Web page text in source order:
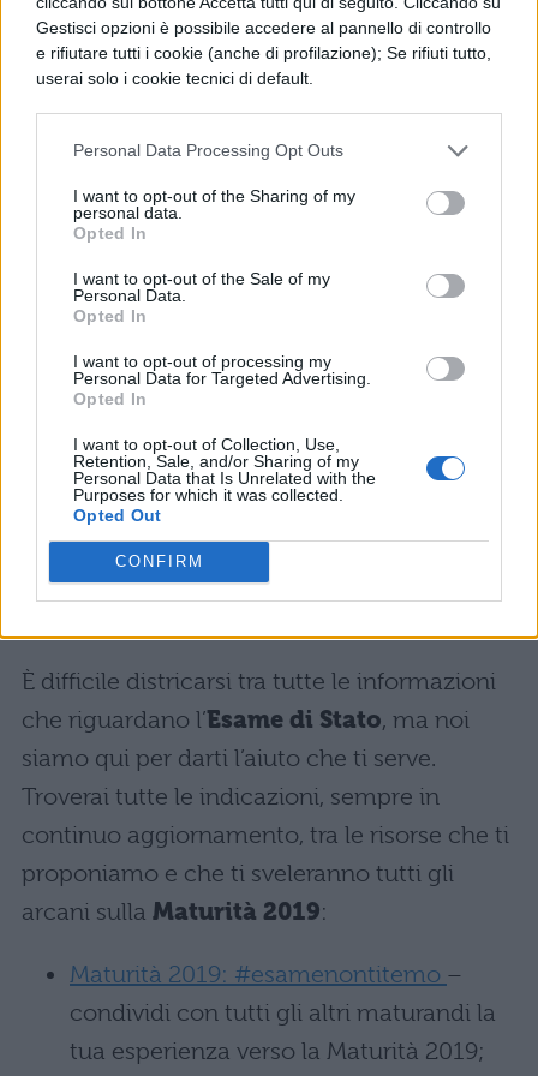
Gestisci opzioni è possibile accedere al pannello di controllo
e rifiutare tutti i cookie (anche di profilazione); Se rifiuti tutto,
userai solo i cookie tecnici di default.
Personal Data Processing Opt Outs
I want to opt-out of the Sharing of my
personal data.
Opted In
I want to opt-out of the Sale of my
Personal Data.
Opted In
I want to opt-out of processing my
Personal Data for Targeted Advertising.
Opted In
I want to opt-out of Collection, Use,
Retention, Sale, and/or Sharing of my
Personal Data that Is Unrelated with the
Purposes for which it was collected.
Opted Out
CONFIRM
SECONDA PROVA ISTITUTO
SERVIZI SOCIO SANITARI
MATURITÀ 2019: STUDIA CON NOI
Informati bene sulle materie e sulla tipologia
di prova che dovrai sostenere per il secondo
scritto dell’Esame di Stato. Ecco per te le
nostre guide:
Seconda prova Maturità 2019 Istituto
questo articolo troverai le informazioni
su com’è strutturata la traccia e
spiegheremo tutto sulla seconda prova
dell’istituto professionale Servizi Socio-
Sanitari
SECONDA PROVA MATURITÀ 2019:
È difficile districarsi tra tutte le informazioni
che riguardano l’Esame di Stato, ma noi
siamo qui per darti l’aiuto che ti serve.
Troverai tutte le indicazioni, sempre in
continuo aggiornamento, tra le risorse che ti
proponiamo e che ti sveleranno tutti gli
arcani sulla Maturità 2019:
Maturità 2019: #esamenontitemo –
condividi con tutti gli altri maturandi la
tua esperienza verso la Maturità 2019;